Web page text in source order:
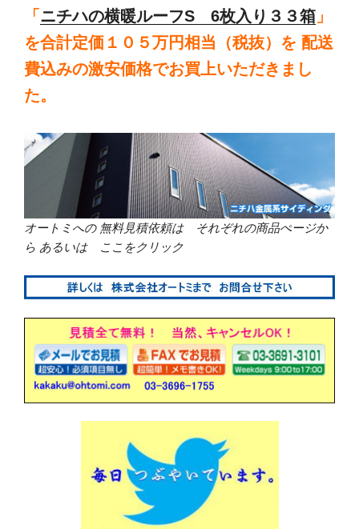
「 ニチハの横暖ルーフS 6枚入り３３箱 」
を合計定価１０５万円相当（税抜）を 配送
費込みの激安価格でお買上いただきまし
た。
オートミへの 無料見積依頼は それぞれの商品ぺージか
ら あるいは ここをクリック